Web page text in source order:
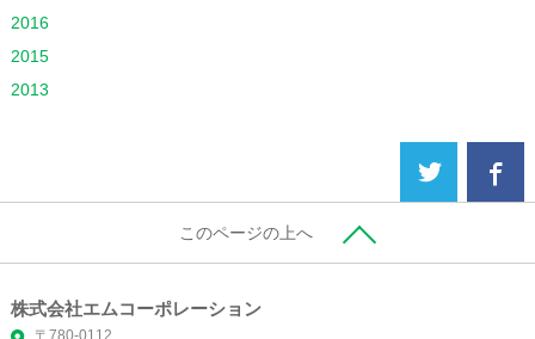
2016
2015
2013
このページの上へ
株式会社エムコーポレーション
〒780-0112